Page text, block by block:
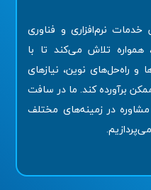
خدمات نرم‌افزاری و فناوری
همواره تلاش می‌کند تا با
و راه‌حل‌های نوین، نیازهای
برآورده کند. ما در سافت
مشاوره در زمینه‌های مختلف